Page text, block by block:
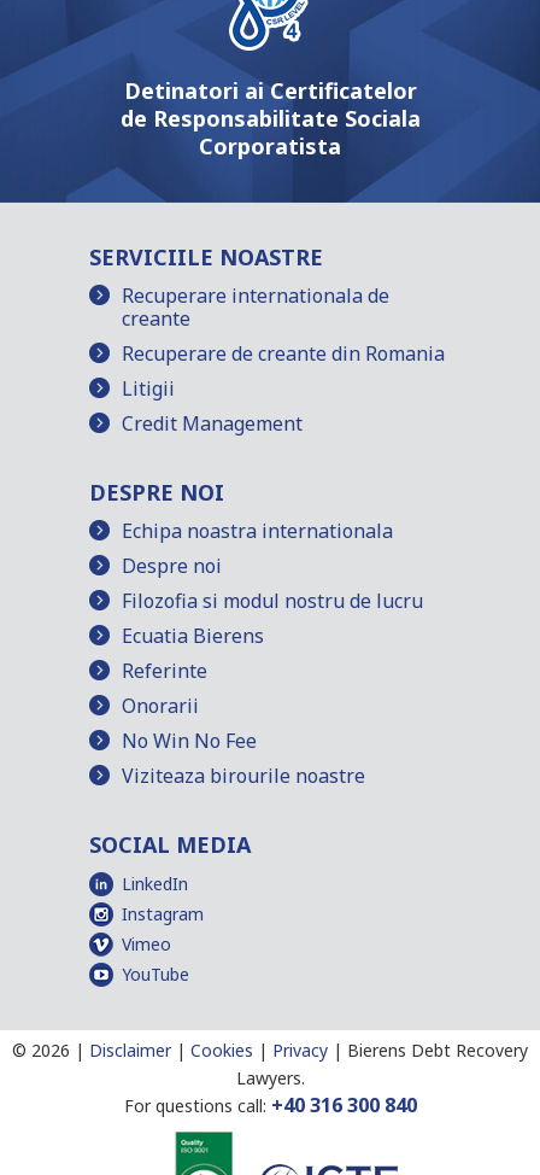
Detinatori ai Certificatelor
de Responsabilitate Sociala
Corporatista
SERVICIILE NOASTRE
Recuperare internationala de
creante
Recuperare de creante din Romania
Litigii
Credit Management
DESPRE NOI
Echipa noastra internationala
Despre noi
Filozofia si modul nostru de lucru
Ecuatia Bierens
Referinte
Onorarii
No Win No Fee
Viziteaza birourile noastre
SOCIAL MEDIA
LinkedIn
Instagram
Vimeo
YouTube
© 2026 | Disclaimer| Cookies | Privacy | Bierens Debt Recovery
Lawyers.
For questions call: +40 316 300 840